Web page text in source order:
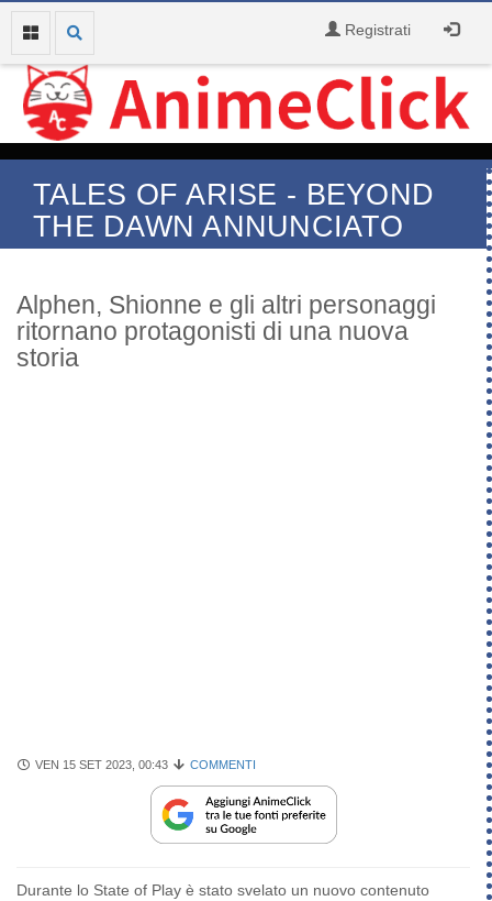
Registrati
TALES OF ARISE - BEYOND
THE DAWN ANNUNCIATO
Alphen, Shionne e gli altri personaggi
ritornano protagonisti di una nuova
storia
VEN 15 SET 2023, 00:43 COMMENTI
Durante lo State of Play è stato svelato un nuovo contenuto